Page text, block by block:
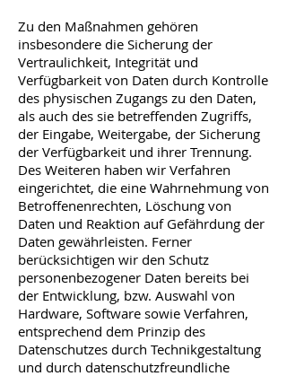
Zu den Maßnahmen gehören
insbesondere die Sicherung der
Vertraulichkeit, Integrität und
Verfügbarkeit von Daten durch Kontrolle
des physischen Zugangs zu den Daten,
als auch des sie betreffenden Zugriffs,
der Eingabe, Weitergabe, der Sicherung
der Verfügbarkeit und ihrer Trennung.
Des Weiteren haben wir Verfahren
eingerichtet, die eine Wahrnehmung von
Betroffenenrechten, Löschung von
Daten und Reaktion auf Gefährdung der
Daten gewährleisten. Ferner
berücksichtigen wir den Schutz
personenbezogener Daten bereits bei
der Entwicklung, bzw. Auswahl von
Hardware, Software sowie Verfahren,
entsprechend dem Prinzip des
Datenschutzes durch Technikgestaltung
und durch datenschutzfreundliche